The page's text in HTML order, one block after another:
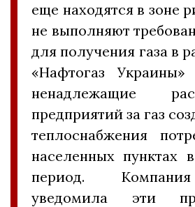
еще находятся в зоне
не выполняют
для получения газа в
«Нафтогаз Украины»
ненадлежащие
предприятий за газ
теплоснабжения
населенных пунктах
период.
уведомила эти